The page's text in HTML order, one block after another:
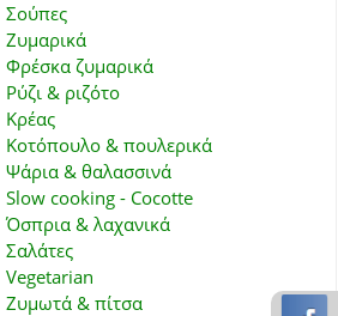
Σούπες
Ζυμαρικά
Φρέσκα ζυμαρικά
Ρύζι & ριζότο
Κρέας
Κοτόπουλο & πουλερικά
Ψάρια & θαλασσινά
Slow cooking - Cocotte
Όσπρια & λαχανικά
Σαλάτες
Vegetarian
Ζυμωτά & πίτσα